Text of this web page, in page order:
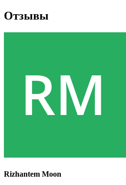
Отзывы
Rizhantem Moon